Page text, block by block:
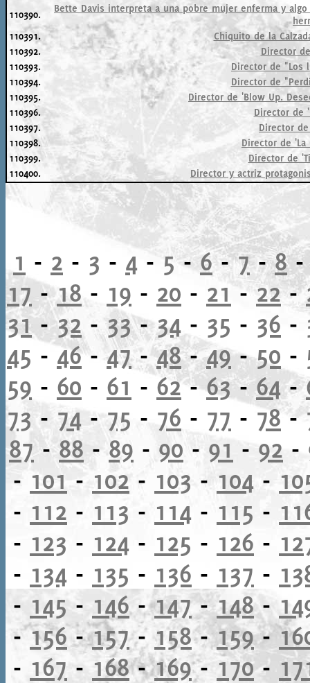
110390.
Bette Davis interpreta a una pobre mujer enferma y
110391.
Chiquito de la
110392.
Director
110393.
Director de "Los
110394.
Director de
110395.
Director de 'Blow Up.
110396.
Director de
110397.
Director
110398.
Director de 'La
110399.
Director de
110400.
Director y actriz
1 - 2 - 3 - 4 - 5-6-7-8
17 -18 - 19 - 20 - 21-22-
31-32 -33-34 - 35 - 36 -
45 -46-47-48-49-50 -
59 - 60 - 61 - 62-63-64-
73 - 74- 75 - 76 - 77 - 78-
87-88 -89 - 90 - 91 - 92 -
- 101 - 102 - 103 - 104 -
- 112 - 113 - 114 - 115 -
- 123 - 124 - 125 - 126 -
- 134 - 135 - 136 - 137 -
- 145 - 146-147-148-
-156-157- 158-159-
- 167 - 168-169- 170-